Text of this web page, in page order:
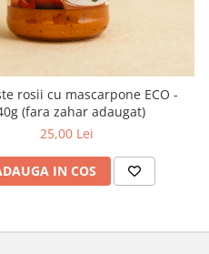
rosii cu mascarpone ECO -
(fara zahar adaugat)
25,00 Lei
IN COS